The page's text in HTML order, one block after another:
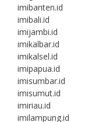
imibanten.id
imibali.id
imijambi.id
imikalbar.id
imikalsel.id
imipapua.id
imisumbar.id
imisumut.id
imiriau.id
imilampung.id